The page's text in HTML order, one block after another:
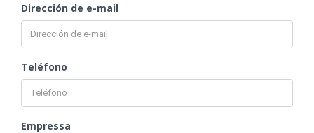
Dirección de e-mail
Teléfono
Empressa